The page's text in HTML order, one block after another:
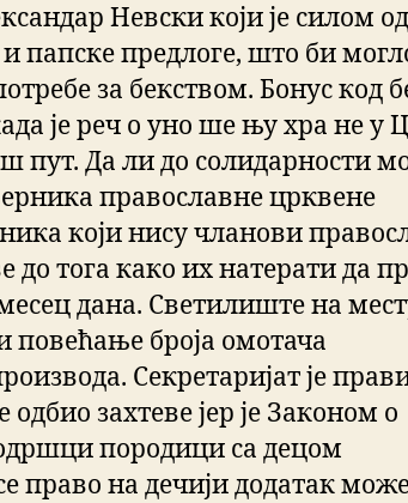
Невски који је силом
папске предлоге, што би
за бекством. Бонус код
је реч о уно ше њу хра не у
пут. Да ли до солидарности
православне црквене
који нису чланови
до тога како их натерати да
дана. Светилиште на
повећање броја омотача
Секретаријат је
одбио захтеве јер је Законом о
породици са децом
право на дечији додатак